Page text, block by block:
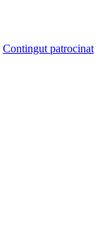
Contingut patrocinat